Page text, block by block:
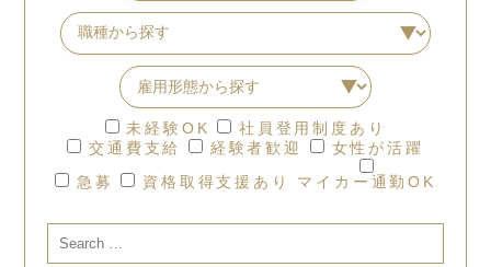
未経験OK
社員登用制度あり
交通費支給
経験者歓迎
女性が活躍
急募
資格取得支援あり マイカー通勤OK